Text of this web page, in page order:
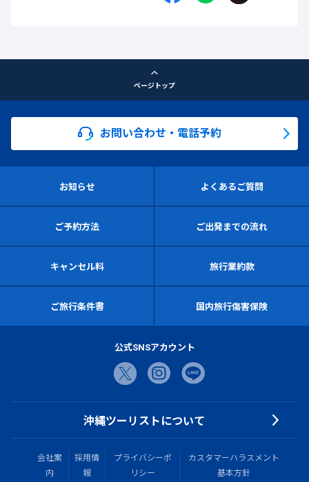
ページトップ
お問い合わせ・電話予約
お知らせ よくあるご質問
ご予約方法 ご出発までの流れ
キャンセル料 旅行業約款
ご旅行条件書 国内旅行傷害保険
公式SNSアカウント
沖縄ツーリストについて
会社案
内
採用情
報
プライバシーポ
リシー
カスタマーハラスメント
基本方針